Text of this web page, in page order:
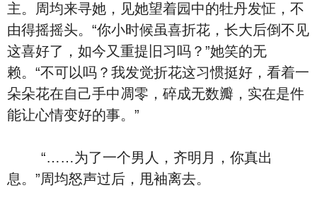
主。周均来寻她，见她望着园中的牡丹发怔，不
由得摇摇头。“你小时候虽喜折花，长大后倒不见
这喜好了，如今又重提旧习吗？”她笑的无
赖。“不可以吗？我发觉折花这习惯挺好，看着一
朵朵花在自己手中凋零，碎成无数瓣，实在是件
能让心情变好的事。”
“……为了一个男人，齐明月，你真出
息。”周均怒声过后，甩袖离去。